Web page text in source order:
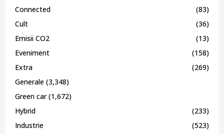
Connected
(83)
Cult
(36)
Emisii CO2
(13)
Eveniment
(158)
Extra
(269)
Generale (3,348)
Green car(1,672)
Hybrid
(233)
Industrie
(523)